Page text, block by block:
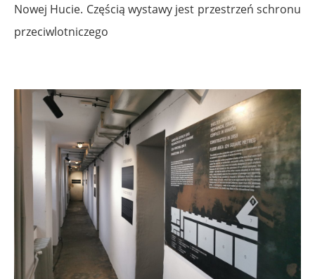
Nowej Hucie. Częścią wystawy jest przestrzeń schronu
przeciwlotniczego